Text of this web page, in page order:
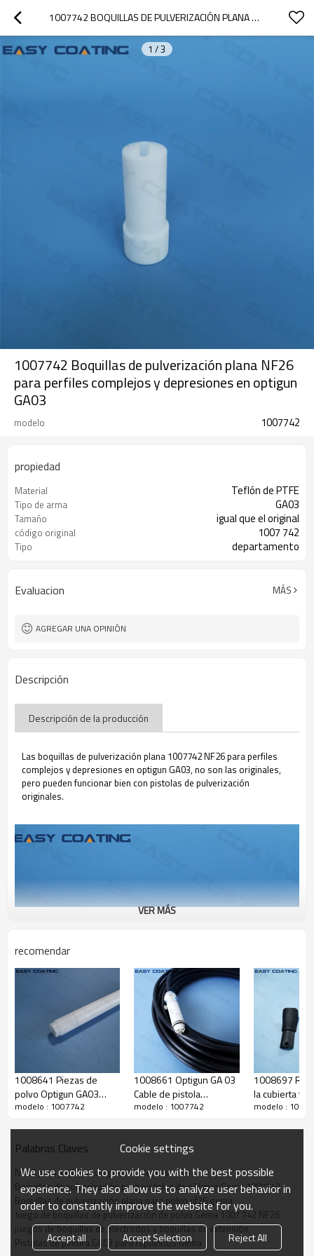
1007742 BOQUILLAS DE PULVERIZACIÓN PLANA NF26 PARA PERFILES COMPLEJOS Y DEPRESIONES EN OPTIGUN GA03
1 /3
1007742 Boquillas de pulverización plana NF26
para perfiles complejos y depresiones en optigun
GA03
modelo 1007742
propiedad
Material Teflón de PTFE
Tipo de arma GA03
Tamaño igual que el original
código original 1007 742
Tipo departamento
Evaluacion MÁS
AGREGAR UNA OPINIÓN
Descripción
Descripción de la producción
Las boquillas de pulverización plana 1007742 NF26 para perfiles
complejos y depresiones en optigun GA03, no son las originales,
pero pueden funcionar bien con pistolas de pulverización
originales.
Función de producción
nombre boquillas planas
código original 1007742
VER MÁS
recomendar
1008641 Piezas de
polvo Optigun GA03
Reemplazo del tubo de
modelo : 1007742
1008661 Optigun GA 03
Cable de pistola
completo de repuesto
modelo : 1007742
1008697
la cubierta
las piezas de
modelo :
Palabras Claves
NF26 para perfiles complejos y depresiones
Boquillas de pulverización para pistolas de pólvora Gema 1007742
Boquillas de pulverización plana para polvo nf26 gema
Juego de boquillas de pulverización de polvo Gema 1007 742 NF26
juegos de boquillas de electrodos y boquillas de extensión
Pistolas de pintura GA03 para repuestos Gema
Cookie settings
We use cookies to provide you with the best possible
experience. They also allow us to analyze user behavior in
order to constantly improve the website for you.
Accept all Accept Selection Reject All